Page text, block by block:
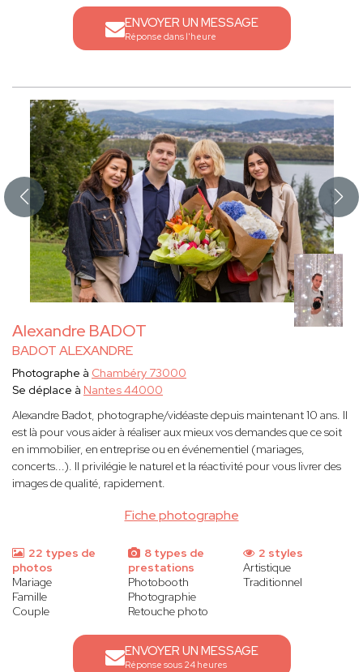
ENVOYER UN MESSAGE
Réponse dans l'heure
Alexandre BADOT
BADOT ALEXANDRE
Fiche photographe
Photographe à Chambéry 73000
Se déplace à Nantes 44000
Alexandre Badot, photographe/vidéaste depuis maintenant 10 ans. Il
est là pour vous aider à réaliser aux mieux vos demandes que ce soit
en immobilier, en entreprise ou en événementiel (mariages,
concerts...). Il privilégie le naturel et la réactivité pour vous livrer des
images de qualité, rapidement.
22 types de
photos
Mariage
Famille
Couple
8 types de
prestations
Photobooth
Photographie
Retouche photo
2 styles
Artistique
Traditionnel
ENVOYER UN MESSAGE
Réponse sous 24 heures